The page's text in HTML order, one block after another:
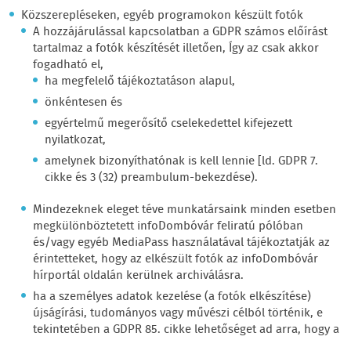
Közszerepléseken, egyéb programokon készült fotók
A hozzájárulással kapcsolatban a GDPR számos előírást
tartalmaz a fotók készítését illetően, Így az csak akkor
fogadható el,
ha megfelelő tájékoztatáson alapul,
önkéntesen és
egyértelmű megerősítő cselekedettel kifejezett
nyilatkozat,
amelynek bizonyíthatónak is kell lennie [ld. GDPR 7.
cikke és 3 (32) preambulum-bekezdése).
Mindezeknek eleget téve munkatársaink minden esetben
megkülönböztetett infoDombóvár feliratú pólóban
és/vagy egyéb MediaPass használatával tájékoztatják az
érintetteket, hogy az elkészült fotók az infoDombóvár
hírportál oldalán kerülnek archiválásra.
ha a személyes adatok kezelése (a fotók elkészítése)
újságírási, tudományos vagy művészi célból történik, e
tekintetében a GDPR 85. cikke lehetőséget ad arra, hogy a